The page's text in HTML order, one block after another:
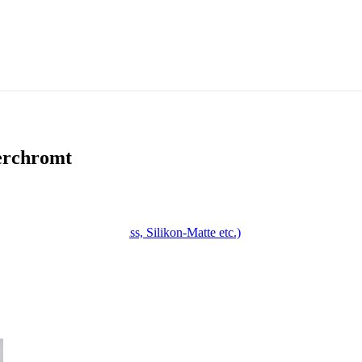
Drehspieß, Antihaft-Fass, Silikon-Matte etc.)